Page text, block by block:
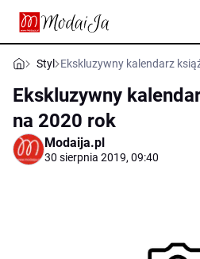
Styl Ekskluzywny kalendarz
Ekskluzywny
na 2020 rok
Modaija.pl
30 sierpnia 2019, 09:40